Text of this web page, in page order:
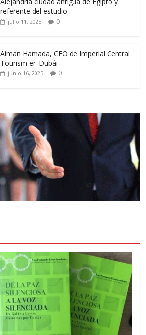
referente del estudio
julio 11, 2025 0
Aiman Hamada, CEO de Imperial Central
Tourism en Dubái
junio 16, 2025 0